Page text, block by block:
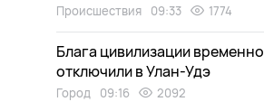
Происшествия 09:33 1774
Блага цивилизации временно
отключили в Улан-Удэ
Город 09:16 2092